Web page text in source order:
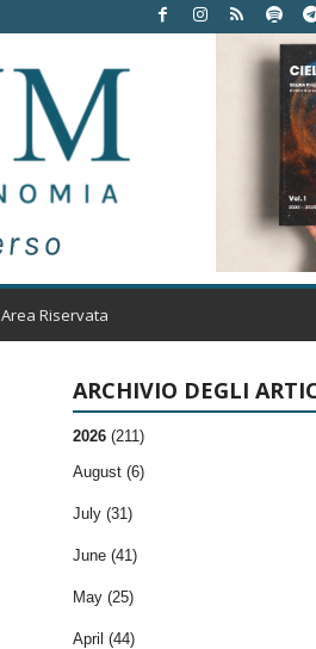
Area Riservata
ARCHIVIO DEGLI
2026 (211)
August (6)
July (31)
June (41)
May (25)
April (44)